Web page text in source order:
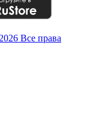
Все права